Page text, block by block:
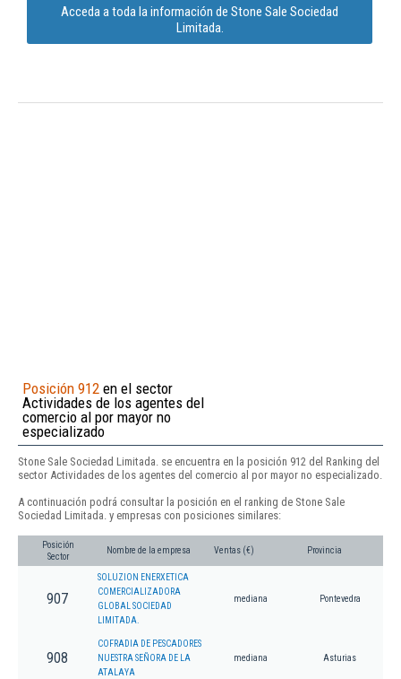
Acceda a toda la información de Stone Sale Sociedad
Limitada.
Posición 912 en el sector
Actividades de los agentes del
comercio al por mayor no
especializado
Stone Sale Sociedad Limitada. se encuentra en la posición 912 del Ranking del
sector Actividades de los agentes del comercio al por mayor no especializado.
A continuación podrá consultar la posición en el ranking de Stone Sale
Sociedad Limitada. y empresas con posiciones similares:
Posición
Sector
Nombre de la empresa Ventas (€) Provincia
907
SOLUZION ENERXETICA
COMERCIALIZADORA
GLOBAL SOCIEDAD
LIMITADA.
mediana Pontevedra
908
COFRADIA DE PESCADORES
NUESTRA SEÑORA DE LA
ATALAYA
mediana Asturias